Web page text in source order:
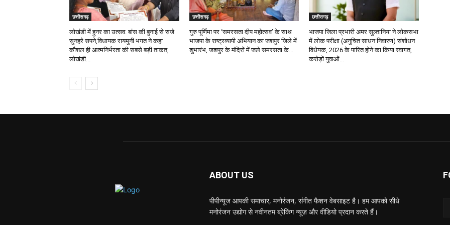
छत्तीसगढ़
लोखंडी में हुनर का उत्सव: बांस की बुनाई से सजे
सुनहरे सपने,विधायक रायमुनी भगत ने कहा
कौशल ही आत्मनिर्भरता की सबसे बड़ी ताकत,
लोखंडी...
छत्तीसगढ़
गुरु पूर्णिमा पर ‘समरसता दीप महोत्सव’ के साथ
भाजपा के राष्ट्रव्यापी अभियान का जशपुर जिले में
शुभारंभ, जशपुर के मंदिरों में जले समरसता के...
छत्तीसगढ़
भाजपा जिला प्रभारी अमर सुल्तानिया ने लोकसभा
में लोक परीक्षा (अनुचित साधन निवारण) संशोधन
विधेयक, 2026 के पारित होने का किया स्वागत,
करोड़ों युवाओं...
ABOUT US
पीपीन्यूज आपकी समाचार, मनोरंजन, संगीत फैशन वेबसाइट है। हम आपको सीधे
मनोरंजन उद्योग से नवीनतम ब्रेकिंग न्यूज़ और वीडियो प्रदान करते हैं।